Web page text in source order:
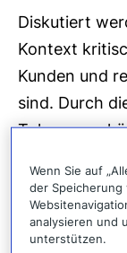
Diskutiert
Kontext
Kunden und
sind. Durch
Toleranzen
und die
Wenn Sie auf
der Speicherung
analysieren und
unterstützen.